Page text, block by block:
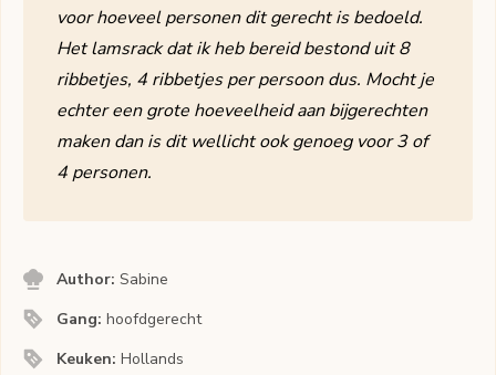
voor hoeveel personen dit gerecht is bedoeld.
Het lamsrack dat ik heb bereid bestond uit 8
ribbetjes, 4 ribbetjes per persoon dus. Mocht je
echter een grote hoeveelheid aan bijgerechten
maken dan is dit wellicht ook genoeg voor 3 of
4 personen.
Author:Sabine
Gang:hoofdgerecht
Keuken:Hollands